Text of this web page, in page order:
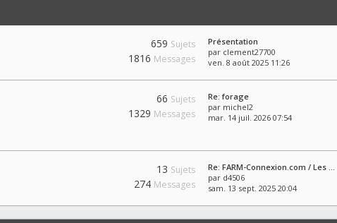
659 Sujets
1816 Messages
Présentation
par clement27700
ven. 8 août 2025 11:26
66 Sujets
1329 Messages
Re: forage
par michel2
mar. 14 juil. 2026 07:54
13 Sujets
274 Messages
Re: FARM-Connexion.com / Les …
par d4506
sam. 13 sept. 2025 20:04